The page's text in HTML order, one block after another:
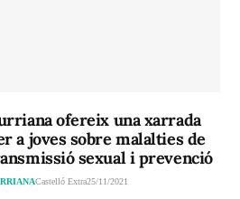
ofereix una xarrada
a joves sobre malalties de
sexual i prevenció
Castelló Extra25/11/2021